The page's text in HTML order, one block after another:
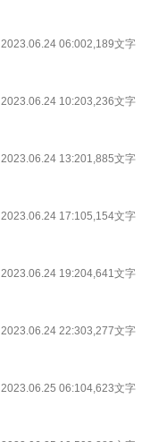
2023.06.24 06:002,189文字
2023.06.24 10:203,236文字
2023.06.24 13:201,885文字
2023.06.24 17:105,154文字
2023.06.24 19:204,641文字
2023.06.24 22:303,277文字
2023.06.25 06:104,623文字